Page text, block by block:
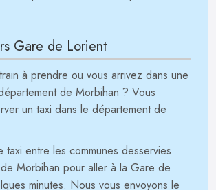
Gare de Lorient
à prendre ou vous arrivez dans une
de Morbihan ? Vous
un taxi dans le département de
taxi entre les communes desservies
Morbihan pour aller à la Gare de
minutes. Nous vous envoyons le